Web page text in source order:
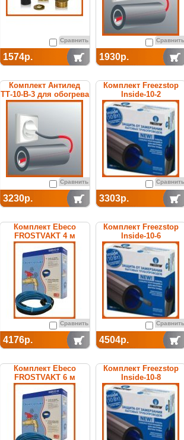
Сравнить
1574р.
Сравнить
1930р.
Комплект Антилед
ТТ-10-В-3 для обогрева
труб
Сравнить
3230р.
Комплект Freezstop
Inside-10-2
Сравнить
3303р.
Комплект Ebeco
FROSTVAKT 4 м
Сравнить
4176р.
Комплект Freezstop
Inside-10-6
Сравнить
4504р.
Комплект Ebeco
FROSTVAKT 6 м
Комплект Freezstop
Inside-10-8